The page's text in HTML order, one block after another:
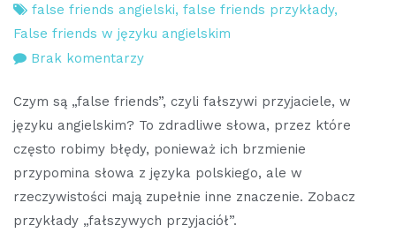
false friends angielski, false friends przykłady,
False friends w języku angielskim
Brak komentarzydo
friends
w
języku
angielskim
Czym są „false friends”, czyli fałszywi przyjaciele, w
języku angielskim? To zdradliwe słowa, przez które
często robimy błędy, ponieważ ich brzmienie
przypomina słowa z języka polskiego, ale w
rzeczywistości mają zupełnie inne znaczenie. Zobacz
przykłady „fałszywych przyjaciół”.